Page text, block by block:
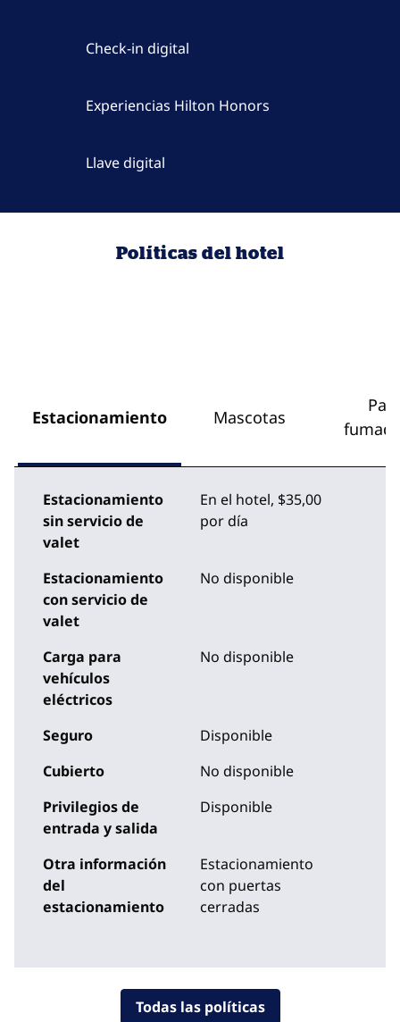
Check-in digital
Experiencias Hilton Honors
Llave digital
Políticas del hotel
Estacionamiento Mascotas
Estacionamiento
sin servicio de
valet
En el hotel, $35,00
por día
Estacionamiento
con servicio de
valet
No disponible
Carga para
vehículos
eléctricos
No disponible
Seguro
Disponible
Cubierto
No disponible
Privilegios de
entrada y salida
Disponible
Otra información
del
estacionamiento
Estacionamiento
con puertas
cerradas
Todas las políticas